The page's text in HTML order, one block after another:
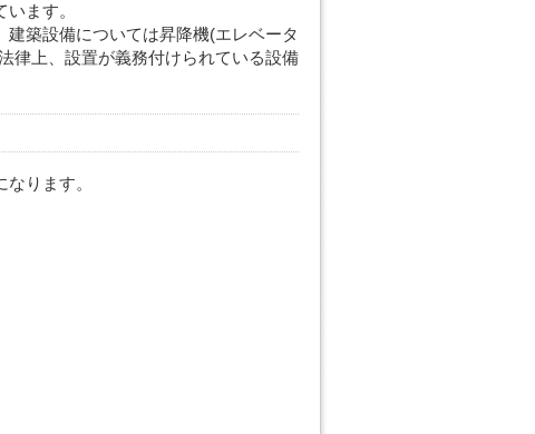
ます。
築設備については昇降機(エレベータ
律上、設置が義務付けられている設備
ります。